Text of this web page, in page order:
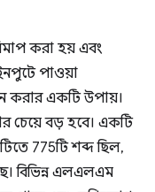
করা হয় এবং
পাওয়া
করার একটি উপায়।
চেয়ে বড় হবে। একটি
775টি শব্দ ছিল,
বিভিন্ন এলএলএম